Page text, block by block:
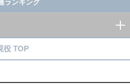
ランキング
役 TOP